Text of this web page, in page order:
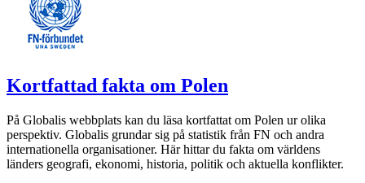
Kortfattad fakta om Polen
På Globalis webbplats kan du läsa kortfattat om Polen ur olika
perspektiv. Globalis grundar sig på statistik från FN och andra
internationella organisationer. Här hittar du fakta om världens
länders geografi, ekonomi, historia, politik och aktuella konflikter.